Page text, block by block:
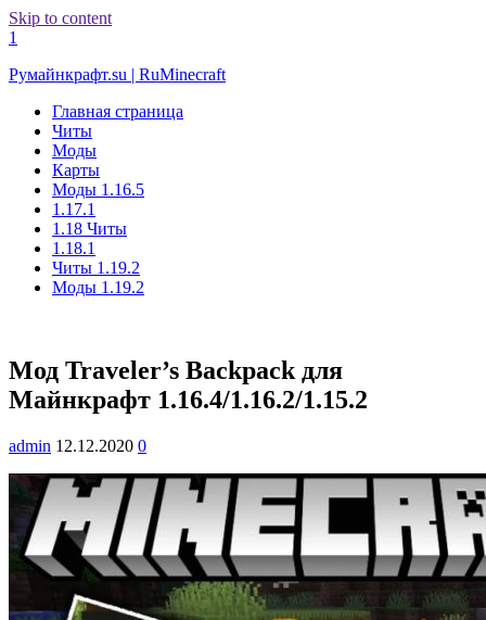
Skip to content
1
Румайнкрафт.su | RuMinecraft
Главная страница
Читы
Моды
Карты
Моды 1.16.5
1.17.1
1.18 Читы
1.18.1
Читы 1.19.2
Моды 1.19.2
Мод Traveler’s Backpack для
Майнкрафт 1.16.4/1.16.2/1.15.2
admin 12.12.2020 0